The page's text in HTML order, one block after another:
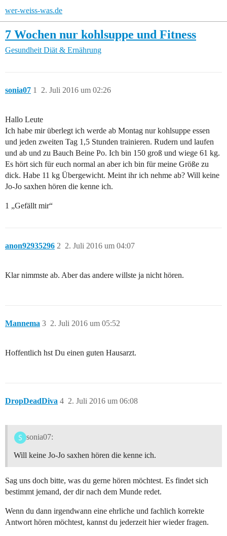
wer-weiss-was.de
7 Wochen nur kohlsuppe und Fitness
Gesundheit Diät & Ernährung
sonia07 2. Juli 2016 um 02:26
1
Hallo Leute
Ich habe mir überlegt ich werde ab Montag nur kohlsuppe essen
und jeden zweiten Tag 1,5 Stunden trainieren. Rudern und laufen
und ab und zu Bauch Beine Po. Ich bin 150 groß und wiege 61 kg.
Es hört sich für euch normal an aber ich bin für meine Größe zu
dick. Habe 11 kg Übergewicht. Meint ihr ich nehme ab? Will keine
Jo-Jo saxhen hören die kenne ich.
1 „Gefällt mir“
anon92935296 2. Juli 2016 um 04:07
2
Klar nimmste ab. Aber das andere willste ja nicht hören.
Mannema 2. Juli 2016 um 05:52
3
Hoffentlich hst Du einen guten Hausarzt.
DropDeadDiva 2. Juli 2016 um 06:08
4
sonia07:
Will keine Jo-Jo saxhen hören die kenne ich.
Sag uns doch bitte, was du gerne hören möchtest. Es findet sich
bestimmt jemand, der dir nach dem Munde redet.
Wenn du dann irgendwann eine ehrliche und fachlich korrekte
Antwort hören möchtest, kannst du jederzeit hier wieder fragen.